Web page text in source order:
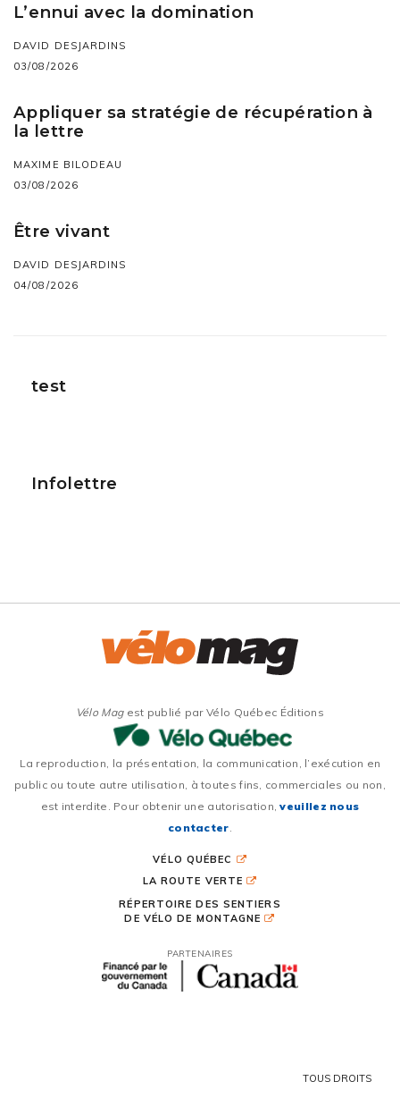
L’ennui avec la domination
DAVID DESJARDINS
03/08/2026
Appliquer sa stratégie de récupération à
la lettre
MAXIME BILODEAU
03/08/2026
Être vivant
DAVID DESJARDINS
04/08/2026
test
Infolettre
Vélo Magest publié par Vélo Québec Éditions
La reproduction, la présentation, la communication, l’exécution en
public ou toute autre utilisation, à toutes fins, commerciales ou non,
est interdite. Pour obtenir une autorisation,veuillez nous
contacter
VÉLO QUÉBEC
LA ROUTE VERTE
RÉPERTOIRE DES SENTIERS
DE VÉLO DE MONTAGNE
PARTENAIRES
TOUS DROITS